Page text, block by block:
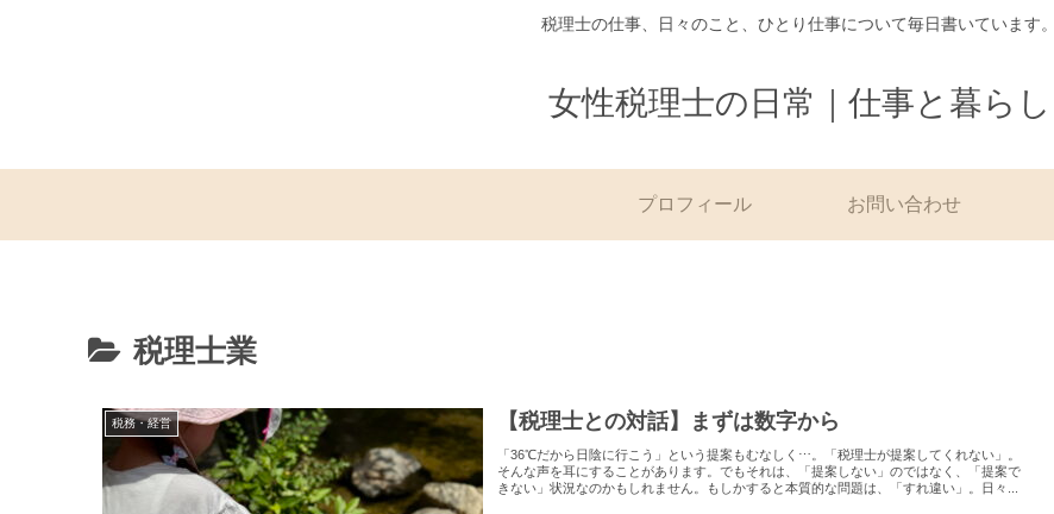
税理士の仕事、日々のこと、ひとり仕事について毎日書いています。
女性税理士の日常｜仕事と暮らし
プロフィール お問い合わせ
税理士業
税務・経営 【税理士との対話】まずは数字から
「36℃だから日陰に行こう」という提案もむなしく⋯。「税理士が提案してくれない」。
そんな声を耳にすることがあります。でもそれは、「提案しない」のではなく、「提案で
きない」状況なのかもしれません。もしかすると本質的な問題は、「すれ違い」。日々...